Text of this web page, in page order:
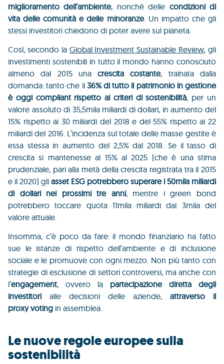
miglioramento dell’ambiente, nonché delle condizioni di
vita delle comunità e delle minoranze. Un impatto che gli
stessi investitori chiedono di poter avere sul pianeta.
Così, secondo la Global Investment Sustainable Review, gli
investimenti sostenibili in tutto il mondo hanno conosciuto
almeno dal 2015 unacrescita costante, trainata dalla
domanda: tanto che il 36% di tutto il patrimonio in gestione
è oggi compliant rispetto ai criteri di sostenibilità, per un
valore assoluto di 35,5mila miliardi di dollari, in aumento del
15% rispetto ai 30 miliardi del 2018 e del55% rispetto ai 22
miliardi del 2016.L’incidenza sul totale delle masse gestite è
essa stessa in aumento del 2,5% dal 2018. Se il tasso di
crescita si mantenesse al 15% al 2025 (che è una stima
prudenziale, pari alla metà della crescita registrata tra il 2015
e il 2020) gli asset ESG potrebbero superare i 50mila miliardi
di dollari nei prossimi tre anni, mentre i green bond
potrebbero toccare quota 11mila miliardi dai 3mila del
valore attuale.
Insomma, c’è poco da fare: il mondo finanziario ha fatto
sue le istanze di rispetto dell’ambiente e di inclusione
sociale e le promuove con ogni mezzo. Non più tanto con
strategie di esclusione di settori controversi, ma anche con
l’engagement, ovvero la partecipazione diretta degli
investitori alle decisioni delle aziende, attraverso il
proxy voting in assemblea.
Le nuove regole europee sulla
sostenibilità